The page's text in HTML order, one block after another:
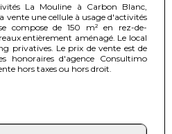
La Mouline à Carbon Blanc,
vente une cellule à usage d'activités
compose de 150 m² en rez-de-
entièrement aménagé. Le local
privatives. Le prix de vente est de
honoraires d'agence Consultimo
hors taxes ou hors droit.